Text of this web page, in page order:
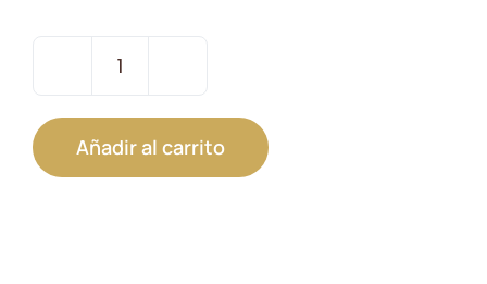
Xantelasma
Varios
cantidad
Añadir al carrito